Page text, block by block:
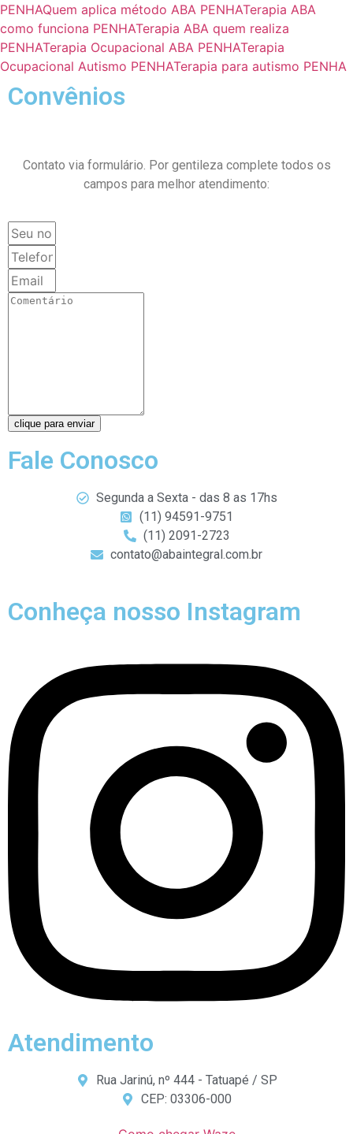
PENHAQuem aplica método ABA PENHATerapia ABA
como funciona PENHATerapia ABA quem realiza
PENHATerapia Ocupacional ABA PENHATerapia
Ocupacional Autismo PENHATerapia para autismo PENHA
Convênios
Contato via formulário. Por gentileza complete todos os
campos para melhor atendimento:
clique para enviar
Fale Conosco
Segunda a Sexta - das 8 as 17hs
(11) 94591-9751
(11) 2091-2723
contato@abaintegral.com.br
Conheça nosso Instagram
Atendimento
Rua Jarinú, nº 444 - Tatuapé / SP
CEP: 03306-000